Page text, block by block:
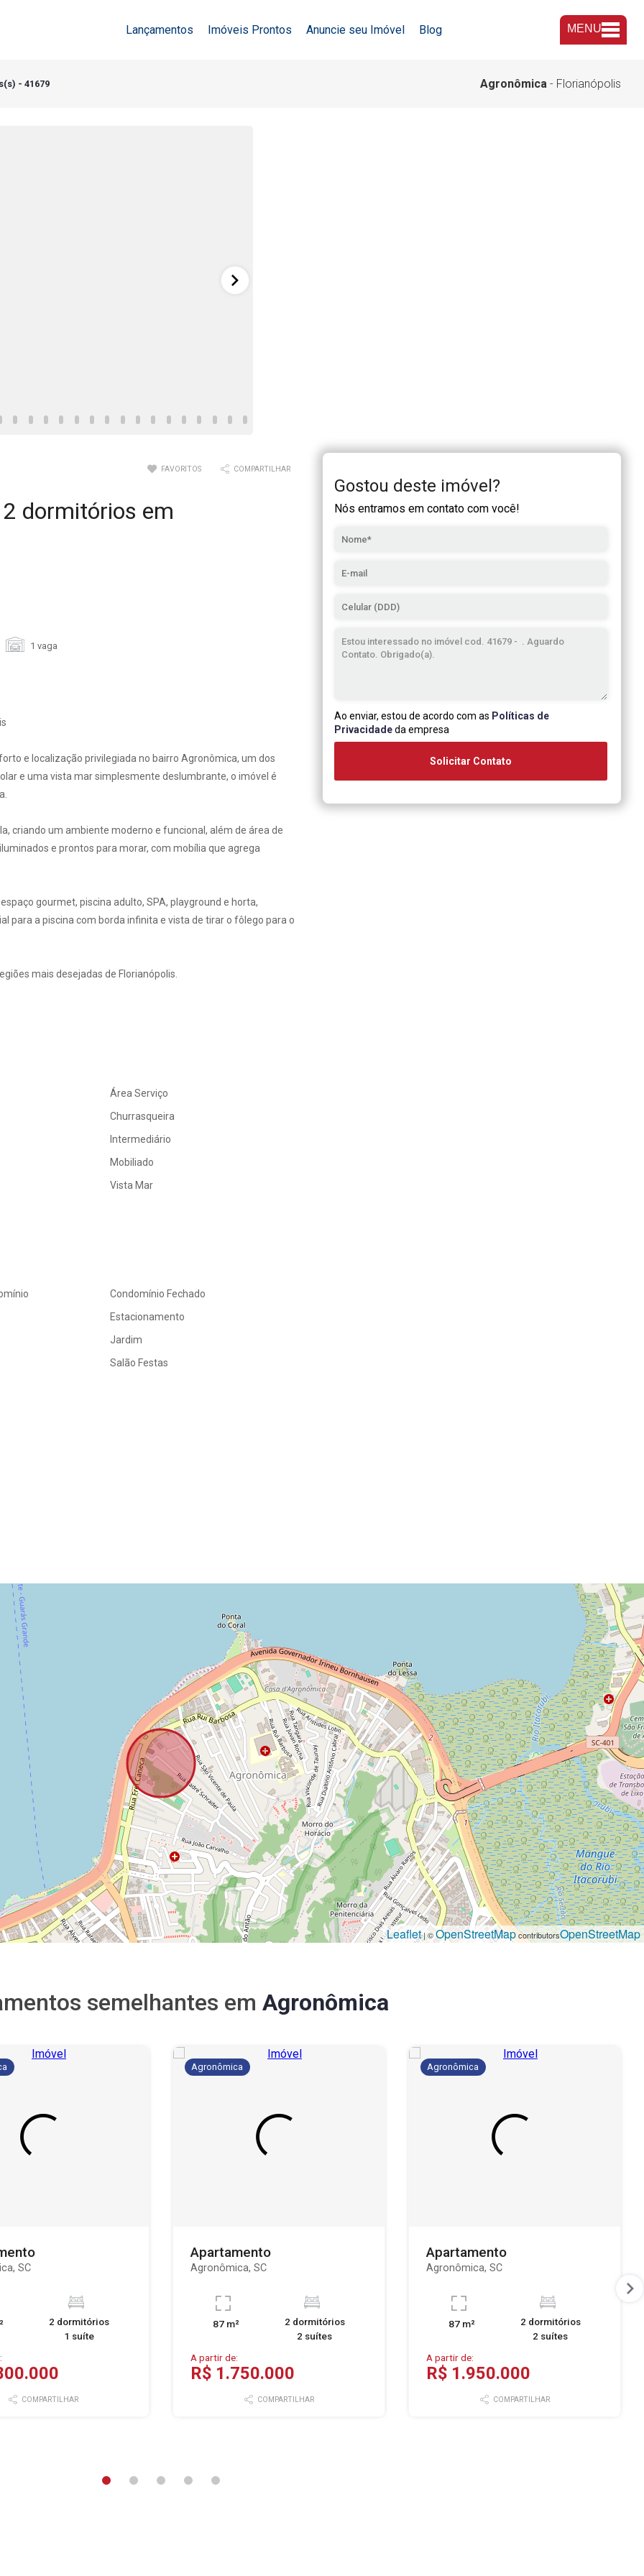
Lançamentos Imóveis Prontos Anuncie seu Imóvel Blog MENU
- 41679 Agronômica - Florianópolis
FAVORITOS COMPARTILHAR
dormitórios em
1 vaga
e localização privilegiada no bairro Agronômica, um dos
e uma vista mar simplesmente deslumbrante, o imóvel é
criando um ambiente moderno e funcional, além de área de
e prontos para morar, com mobília que agrega
gourmet, piscina adulto, SPA, playground e horta,
para a piscina com borda infinita e vista de tirar o fôlego para o
mais desejadas de Florianópolis.
Área Serviço
Churrasqueira
Intermediário
Mobiliado
Vista Mar
Condomínio Fechado
Estacionamento
Jardim
Salão Festas
Gostou deste imóvel?
Nós entramos em contato com você!
Ao enviar, estou de acordo com as Políticas de
Privacidadeda empresa
Solicitar Contato
Leaflet| ©OpenStreetMapcontributorsOpenStreetMap
semelhantes em Agronômica
SC
2 dormitórios
1 suíte
COMPARTILHAR
Agronômica
Apartamento
Agronômica, SC
87 m²
2 dormitórios
2 suítes
A partir de:
R$ 1.750.000
COMPARTILHAR
Agronômica
Apartamento
Agronômica, SC
87 m²
2 dormitórios
2 suítes
A partir de:
R$ 1.950.000
COMPARTILHAR